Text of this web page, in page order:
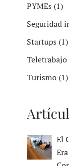
PYMEs (1)
Seguridad
Startups (1)
Teletrabajo
Turismo (1)
El